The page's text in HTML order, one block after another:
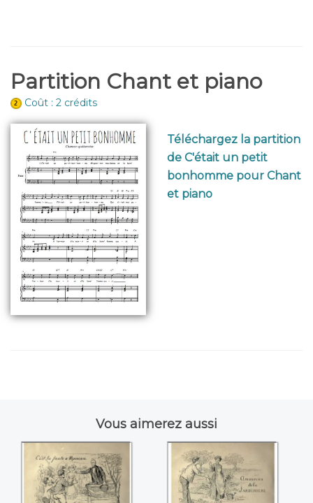
Partition Chant et piano
Coût : 2 crédits
Téléchargez la partition
de C'était un petit
bonhomme pour Chant
et piano
Vous aimerez aussi
C'est la faute à
Amoureux de la